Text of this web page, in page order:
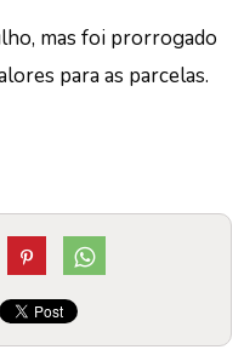
mas foi prorrogado
para as parcelas.